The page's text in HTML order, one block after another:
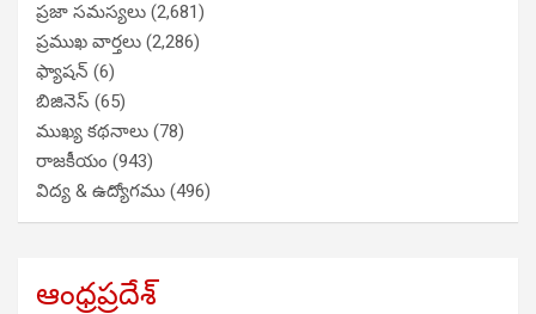
ప్రజా సమస్యలు (2,681)
ప్రముఖ వార్తలు (2,286)
ఫ్యాషన్ (6)
బిజినెస్ (65)
ముఖ్య కథనాలు (78)
రాజకీయం (943)
విద్య & ఉద్యోగము (496)
ఆంధ్రప్రదేశ్